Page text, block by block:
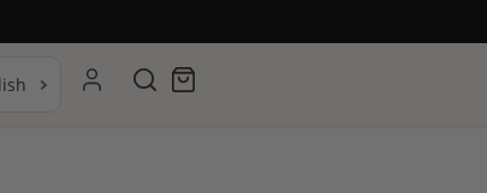
Search